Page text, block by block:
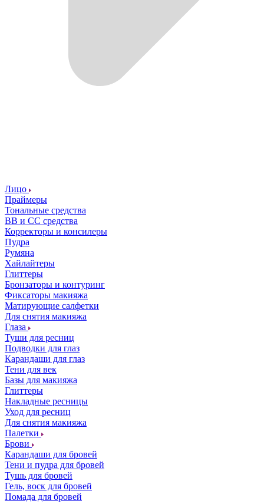
Лицо
Праймеры
Тональные средства
ВВ и СС средства
Корректоры и консилеры
Пудра
Румяна
Хайлайтеры
Глиттеры
Бронзаторы и контуринг
Фиксаторы макияжа
Матирующие салфетки
Для снятия макияжа
Глаза
Туши для ресниц
Подводки для глаз
Карандаши для глаз
Тени для век
Базы для макияжа
Глиттеры
Накладные ресницы
Уход для ресниц
Для снятия макияжа
Палетки
Брови
Карандаши для бровей
Тени и пудра для бровей
Тушь для бровей
Гель, воск для бровей
Помада для бровей